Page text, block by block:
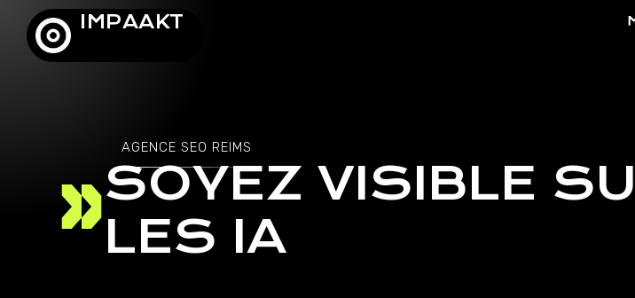
IMPAAKT
AGENCE SEO REIMS
SOYEZ VISIBLE
LES IA